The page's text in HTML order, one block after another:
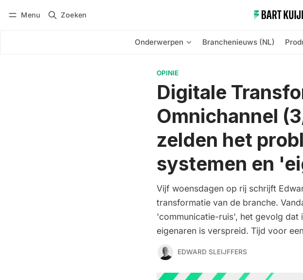
Menu Zoeken
Onderwerpen Branchenieuws (NL)
OPINIE
Digitale
Omnichannel
zelden het
systemen en
Vijf woensdagen op rij schrijft
transformatie van de branche.
'communicatie-ruis', het gevolg dat
eigenaren is verspreid. Tijd voor
EDWARD SLEIJFFERS